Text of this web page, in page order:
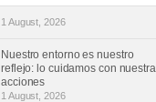
1 August, 2026
Nuestro entorno es nuestro
reflejo: lo cuidamos con
acciones
1 August, 2026